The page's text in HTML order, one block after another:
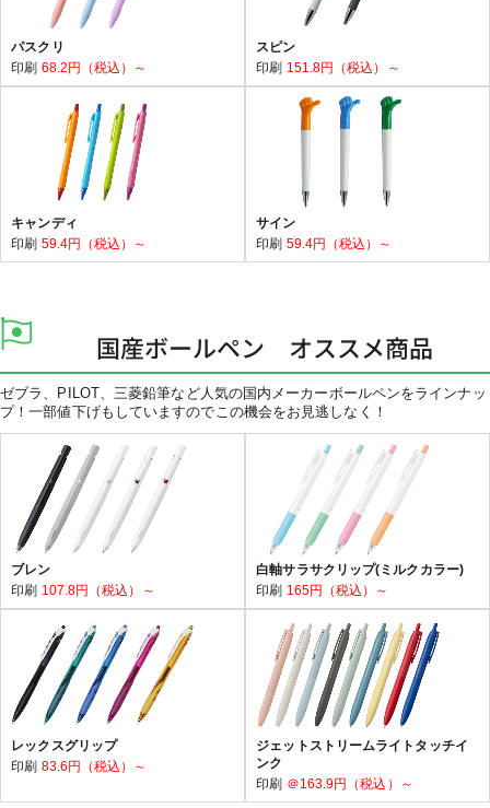
パスクリ
印刷 68.2円（税込）～
スピン
印刷 151.8円（税込）～
キャンディ
印刷 59.4円（税込）～
サイン
印刷 59.4円（税込）～
国産ボールペン オススメ商品
ゼブラ、PILOT、三菱鉛筆など人気の国内メーカーボールペンをラインナッ
プ！一部値下げもしていますのでこの機会をお見逃しなく！
ブレン
印刷 107.8円（税込）～
白軸サラサクリップ(ミルクカラー)
印刷 165円（税込）～
レックスグリップ
印刷 83.6円（税込）～
ジェットストリームライトタッチイ
ンク
印刷 ＠163.9円（税込）～